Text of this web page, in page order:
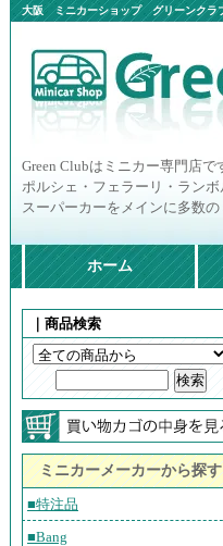
大阪 ミニカーショップ グリーンクラ
Green Clubはミニカー専門店で
ポルシェ・フェラーリ・ラン
スーパーカーをメインに多数
ホーム
｜商品検索
ミニカーメーカーから探す
■特注品
■Bang